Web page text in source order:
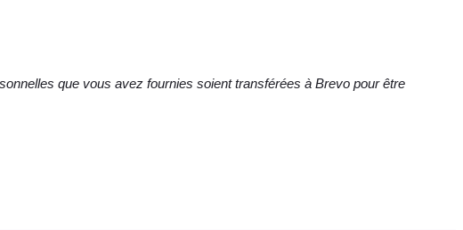
que vous avez fournies soient transférées à Brevo pour être